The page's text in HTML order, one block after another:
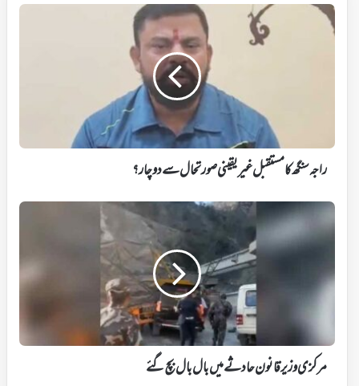
راجہ
سنگھ
راجہ سنگھ کامستقبل غیریقینی صورتحال سے دوچار؟
مرکزی
وزیر
قانون
میں
بال
گئے
مرکزی وزیر قانون حادثے میں بال بال بچ گئے